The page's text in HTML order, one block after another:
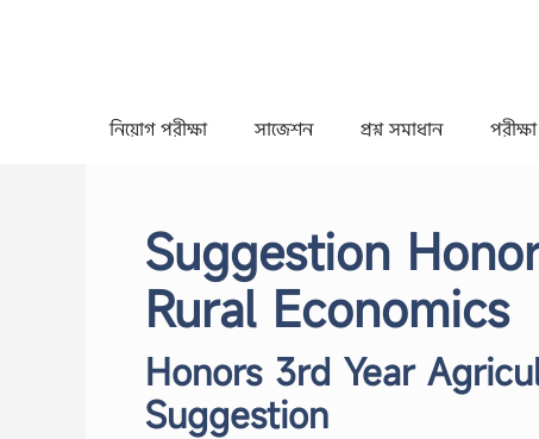
নিয়োগ পরীক্ষা সাজেশন প্রশ্ন সমাধান
Suggestion
Rural Economics
Honors 3rd Year
Suggestion